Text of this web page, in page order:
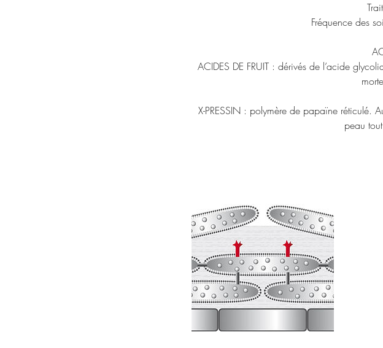
Fréquence des
ACIDES DE FRUIT : dérivés de l’acide
X-PRESSIN : polymère de papaïne réticulé.
peau